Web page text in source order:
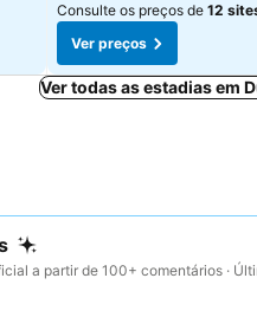
Consulte os preços de 12
Ver preços
Ver todas as estadias em
a partir de 100+ comentários ·